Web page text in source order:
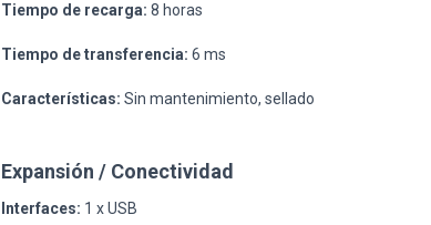
Tiempo de recarga: 8 horas
Tiempo de transferencia: 6 ms
Características: Sin mantenimiento, sellado
Expansión / Conectividad
Interfaces: 1 x USB